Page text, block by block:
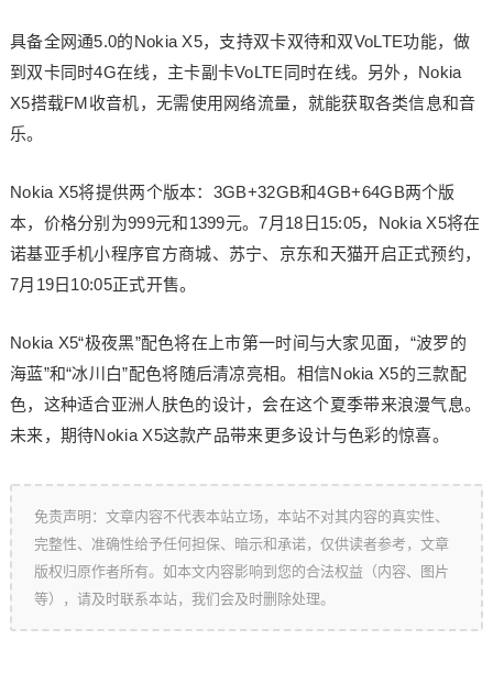
具备全网通5.0的Nokia X5，支持双卡双待和双VoLTE功能，做
到双卡同时4G在线，主卡副卡VoLTE同时在线。另外，Nokia
X5搭载FM收音机，无需使用网络流量，就能获取各类信息和音
乐。
Nokia X5将提供两个版本：3GB+32GB和4GB+64GB两个版
本，价格分别为999元和1399元。7月18日15:05，Nokia X5将在
诺基亚手机小程序官方商城、苏宁、京东和天猫开启正式预约，
7月19日10:05正式开售。
Nokia X5“极夜黑”配色将在上市第一时间与大家见面，“波罗的
海蓝”和“冰川白”配色将随后清凉亮相。相信Nokia X5的三款配
色，这种适合亚洲人肤色的设计，会在这个夏季带来浪漫气息。
未来，期待Nokia X5这款产品带来更多设计与色彩的惊喜。
免责声明：文章内容不代表本站立场，本站不对其内容的真实性、
完整性、准确性给予任何担保、暗示和承诺，仅供读者参考，文章
版权归原作者所有。如本文内容影响到您的合法权益（内容、图片
等），请及时联系本站，我们会及时删除处理。